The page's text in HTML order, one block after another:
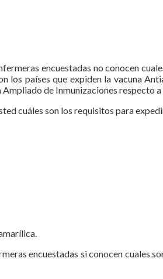
encuestadas no conocen
los países que expiden la vacuna
de Inmunizaciones
cuáles son los requisitos para
encuestadas si conocen